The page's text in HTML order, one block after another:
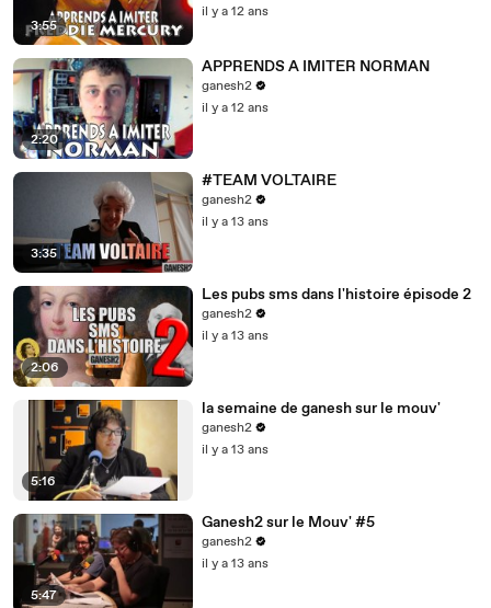
3:55
il y a 12 ans
2:20
APPRENDS A IMITER NORMAN
ganesh2
il y a 12 ans
3:35
#TEAM VOLTAIRE
ganesh2
il y a 13 ans
2:06
Les pubs sms dans l'histoire épisode 2
ganesh2
il y a 13 ans
5:16
la semaine de ganesh sur le mouv'
ganesh2
il y a 13 ans
5:47
Ganesh2 sur le Mouv' #5
ganesh2
il y a 13 ans